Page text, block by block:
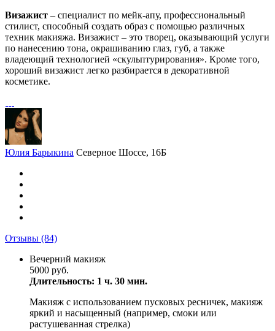
Визажист – специалист по мейк-апу, профессиональный
стилист, способный создать образ с помощью различных
техник макияжа. Визажист – это творец, оказывающий услуги
по нанесению тона, окрашиванию глаз, губ, а также
владеющий технологией «скульптурирования». Кроме того,
хороший визажист легко разбирается в декоративной
косметике.
Юлия Барыкина Северное Шоссе, 16Б
Отзывы (84)
Вечерний макияж
5000 руб.
Длительность: 1 ч. 30 мин.
Макияж с использованием пусковых ресничек, макияж
яркий и насыщенный (например, смоки или
растушеванная стрелка)